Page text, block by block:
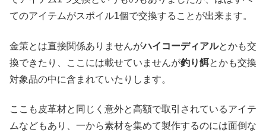
てのアイテムがスポイル1個で交換することが出来ます。
金策とは直接関係ありませんがハイコーディアルとかも交
換できたり、ここには載せていませんが釣り餌とかも交換
対象品の中に含まれていたりします。
ここも皮革材と同じく意外と高額で取引されているアイテ
ムなどもあり、一から素材を集めて製作するのには面倒な